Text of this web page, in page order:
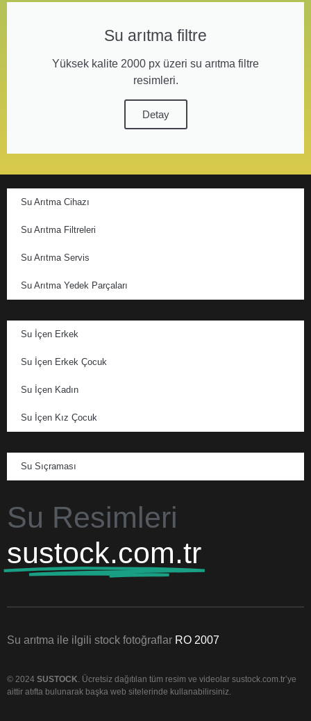
Su arıtma filtre
Yüksek kalite 2000 px üzeri su arıtma filtre
resimleri.
Detay
Su Arıtma Cihazı
Su Arıtma Filtreleri
Su Arıtma Servis
Su Arıtma Yedek Parçaları
Su İçen Erkek
Su İçen Erkek Çocuk
Su İçen Kadın
Su İçen Kız Çocuk
Su Sıçraması
Su Resimleri
sustock.com.tr
Su arıtma ile ilgili stock fotoğraflar RO 2007
© 2024 SUSTOCK. Ücretsiz dağıtılan tüm resim ve videolar sustock.com.tr’ye
aittir atıfta bulunarak başka web sitelerinde kullanabilirsiniz.